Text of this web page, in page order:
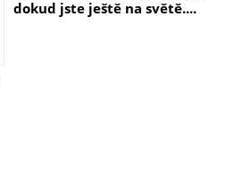
dokud jste ještě na světě....